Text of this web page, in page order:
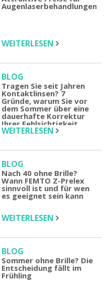
Augenlaserbehandlungen
WEITERLESEN
BLOG
Tragen Sie seit Jahren
Kontaktlinsen? 7
Gründe, warum Sie vor
dem Sommer über eine
dauerhafte Korrektur
Ihrer Fehlsichtigkeit
nachdenken sollten
WEITERLESEN
BLOG
Nach 40 ohne Brille?
Wann FEMTO Z-Prelex
sinnvoll ist und für wen
es geeignet sein kann
WEITERLESEN
BLOG
Sommer ohne Brille? Die
Entscheidung fällt im
Frühling